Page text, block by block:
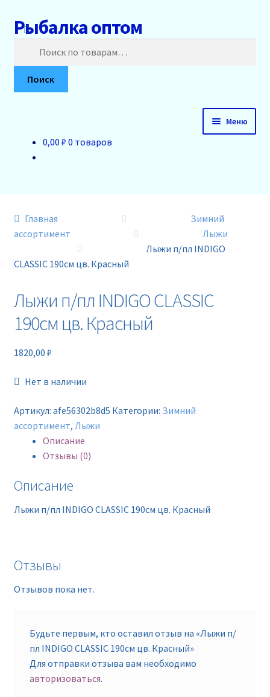
Перейти
к
навигации
Перейти
к
содержимому
Рыбалка оптом
Поиск
Меню
Доставка и оплата
Прайс
0,00 ₽ 0 товаров
Главная
Зимний
ассортимент
Лыжи
Лыжи п/пл INDIGO
CLASSIC 190см цв. Красный
Лыжи п/пл INDIGO CLASSIC
190см цв. Красный
1820,00 ₽
Нет в наличии
Артикул: afe56302b8d5 Категории: Зимний
ассортимент, Лыжи
Описание
Отзывы (0)
Описание
Лыжи п/пл INDIGO CLASSIC 190см цв. Красный
Отзывы
Отзывов пока нет.
Будьте первым, кто оставил отзыв на «Лыжи п/
пл INDIGO CLASSIC 190см цв. Красный»
Для отправки отзыва вам необходимо
авторизоваться.